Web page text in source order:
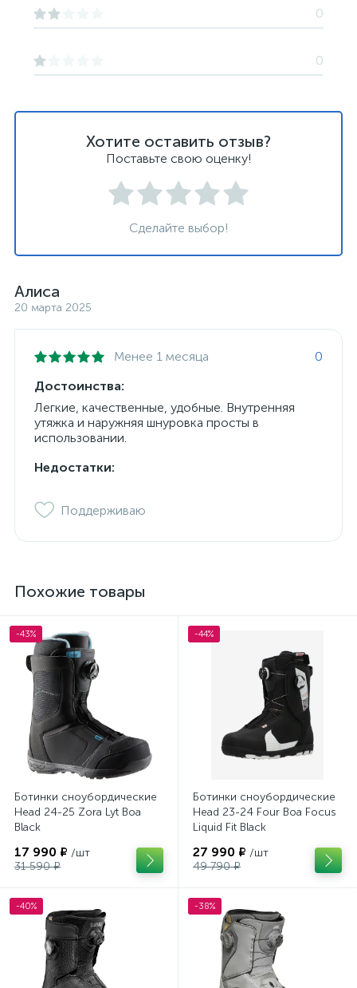
Хотите оставить отзыв?
Поставьте свою оценку!
Сделайте выбор!
Алиса
20 марта 2025
Менее 1 месяца
0
Достоинства:
Легкие, качественные, удобные. Внутренняя
утяжка и наружняя шнуровка просты в
использовании.
Недостатки:
Поддерживаю
0
0
Похожие товары
-43%
Ботинки сноубордические
Head 24-25 Zora Lyt Boa
Black
17 990 ₽ /шт
31 590 ₽
-44%
Ботинки сноубордические
Head 23-24 Four Boa Focus
Liquid Fit Black
27 990 ₽ /шт
49 790 ₽
-40% -38%